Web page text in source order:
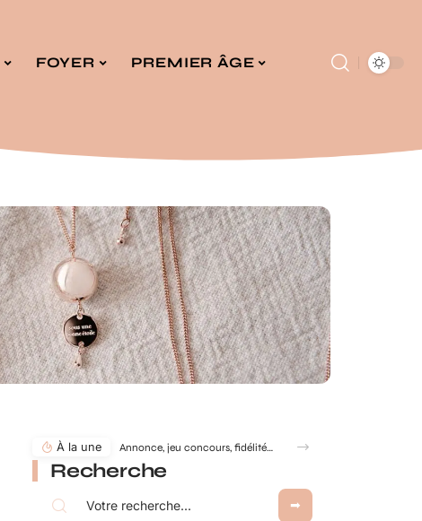
FOYER PREMIER ÂGE
À la une Annonce, jeu concours, fidélité… comment utiliser le jeu à gratter personnalisé ?
Recherche